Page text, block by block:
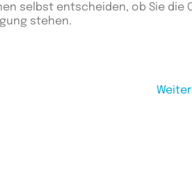
selbst entscheiden, ob Sie
stehen.